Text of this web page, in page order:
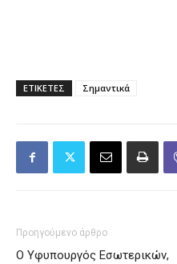
ΕΤΙΚΕΤΕΣ Σημαντικά
Προηγούμενο άρθρο
Ο Υφυπουργός Εσωτερικών,